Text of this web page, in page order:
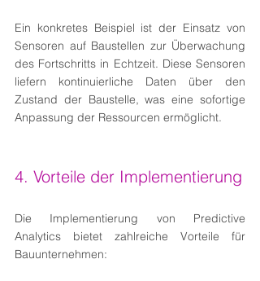
Ein konkretes Beispiel ist der Einsatz von
Sensoren auf Baustellen zur Überwachung
des Fortschritts in Echtzeit. Diese Sensoren
liefern kontinuierliche Daten über den
Zustand der Baustelle, was eine sofortige
Anpassung der Ressourcen ermöglicht.
4. Vorteile der Implementierung
Die Implementierung von Predictive
Analytics bietet zahlreiche Vorteile für
Bauunternehmen: